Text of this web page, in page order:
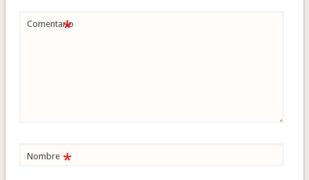
Comentario
*
Nombre *